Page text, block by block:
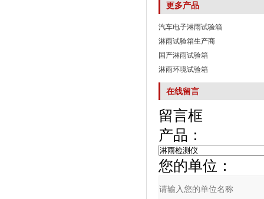
更多产品
汽车电子淋雨试验箱
淋雨试验箱生产商
国产淋雨试验箱
淋雨环境试验箱
在线留言
留言框
产品：
您的单位：